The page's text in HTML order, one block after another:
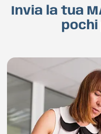
Invia la tua